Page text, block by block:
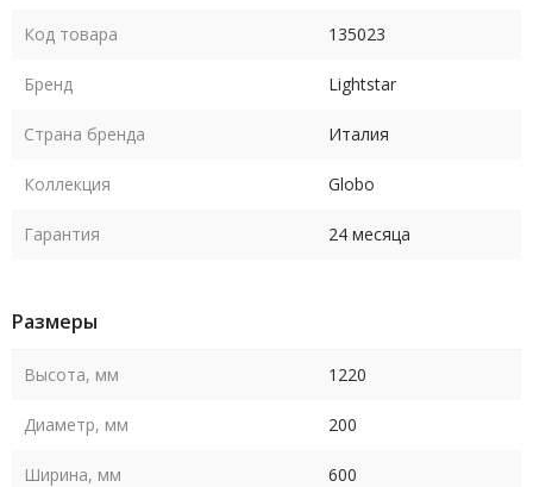
Код товара 135023
Бренд Lightstar
Страна бренда Италия
Коллекция Globo
Гарантия 24 месяца
Размеры
Высота, мм 1220
Диаметр, мм 200
Ширина, мм 600